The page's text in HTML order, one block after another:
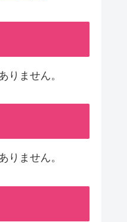
りません。
りません。